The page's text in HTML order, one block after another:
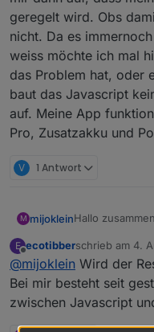
geregelt wird. Obs
nicht. Da es
weiss möchte ich mal
das Problem hat, oder
baut das Javascript
auf. Meine App
Pro, Zusatzakku und
V 1 Antwort
M mijokleinHallo
überwachen
Leider scheint
iobroker nicht
betrachte :
Habt Ihr das
Felder? Danke
@ Homoran, der
Grüße
Michael
E
Offline
ecotibberschrieb am 4.
zuletzt editiert
@mijoklein Wird der
Bei mir besteht seit
zwischen Javascript